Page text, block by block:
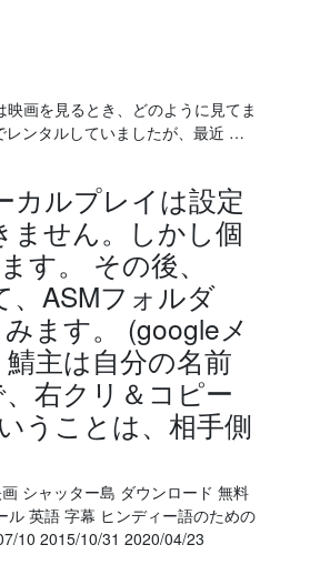
画を見るとき、どのように見てま
レンタルしていましたが、最近 …
カルプレイは設定
ません。しかし個
す。 その後、
、ASMフォルダ
ます。 (googleメ
主は自分の名前
右クリ＆コピー
うことは、相手側
シャッター島 ダウンロード 無料
英語 字幕 ヒンディー語のための
10 2015/10/31 2020/04/23